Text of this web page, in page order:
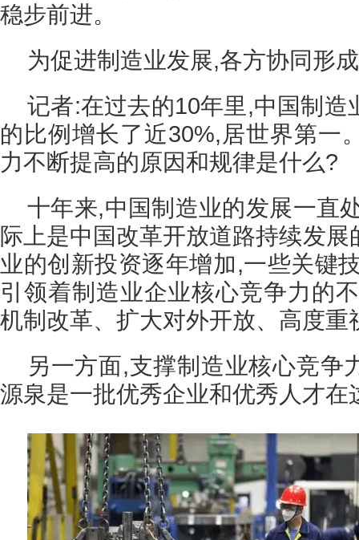
稳步前进。
为促进制造业发展,各方协同形
记者:在过去的10年里,中国制造
的比例增长了近30%,居世界第一
力不断提高的原因和规律是什么?
十年来,中国制造业的发展一直
际上是中国改革开放道路持续发
业的创新投资逐年增加,一些关键
引领着制造业企业核心竞争力的
机制改革、扩大对外开放、高度重
另一方面,支撑制造业核心竞争
源泉是一批优秀企业和优秀人才在